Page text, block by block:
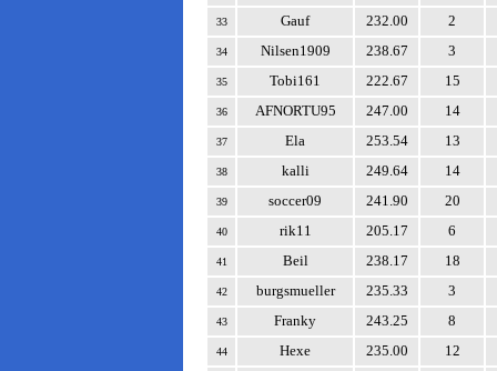
33 Gauf 232.00 2
34 Nilsen1909 238.67 3
35 Tobi161 222.67 15
36 AFNORTU95 247.00 14
37 Ela 253.54 13
38 kalli 249.64 14
39 soccer09 241.90 20
40 rik11 205.17 6
41 Beil 238.17 18
42 burgsmueller 235.33 3
43 Franky 243.25 8
44 Hexe 235.00 12